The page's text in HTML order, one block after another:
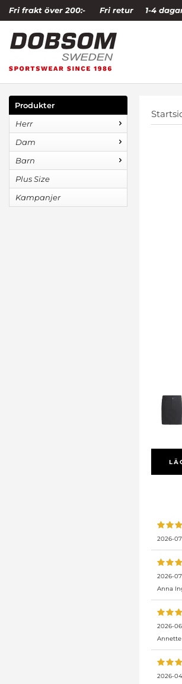
Fri frakt över 200:- Fri retur 1-4
Produkter
Herr
Dam
Barn
Plus Size
Kampanjer
2026-
2026-
Anna
2026-
Annette
2026-